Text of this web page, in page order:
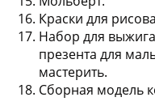
Краски для
Набор для
презента для
мастерить.
Сборная модель